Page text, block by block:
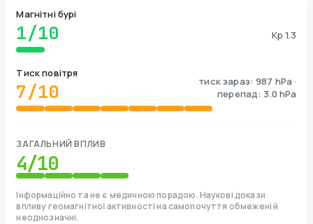
Магнітні бурі
1/10 Kp 1.3
Тиск повітря
7/10
тиск зараз: 987 hPa ·
перепад: 3.0 hPa
ЗАГАЛЬНИЙ ВПЛИВ
4/10
Інформаційно та не є медичною порадою. Наукові докази
впливу геомагнітної активності на самопочуття обмежені й
неоднозначні.